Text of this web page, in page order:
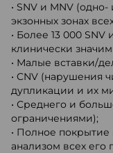
• SNV и MNV
экзонных зонах
• Более 13 000
клинически
• Малые вставки/
• CNV (нарушения
дупликации и их
• Среднего и
ограничениями);
• Полное
анализом всех его